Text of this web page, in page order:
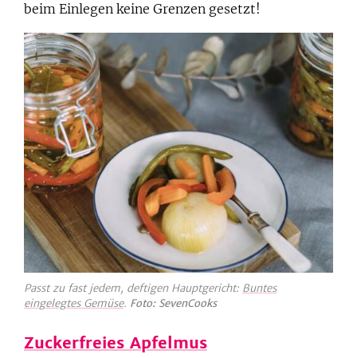
beim Einlegen keine Grenzen gesetzt!
Passt zu fast jedem, deftigen Hauptgericht: Buntes
eingelegtes Gemüse. Foto: SevenCooks
Zuckerfreies Apfelmus